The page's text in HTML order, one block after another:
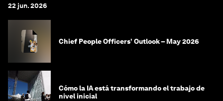
22 jun. 2026
Chief People Officers’ Outlook – May 2026
Cómo la IA está transformando el trabajo de
nivel inicial